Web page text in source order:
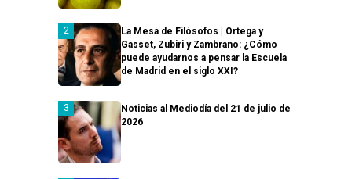
La Mesa de Filósofos | Ortega y
Gasset, Zubiri y Zambrano: ¿Cómo
puede ayudarnos a pensar la Escuela
de Madrid en el siglo XXI?
Noticias al Mediodía del 21 de julio de
2026